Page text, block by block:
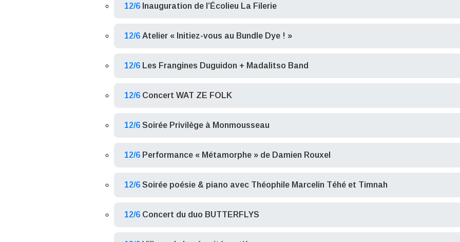
12/6 Inauguration de l’Écolieu La Filerie
12/6 Atelier « Initiez-vous au Bundle Dye ! »
12/6 Les Frangines Duguidon + Madalitso Band
12/6 Concert WAT ZE FOLK
12/6 Soirée Privilège à Monmousseau
12/6 Performance « Métamorphe » de Damien Rouxel
12/6 Soirée poésie & piano avec Théophile Marcelin Téhé et Timnah
12/6 Concert du duo BUTTERFLYS